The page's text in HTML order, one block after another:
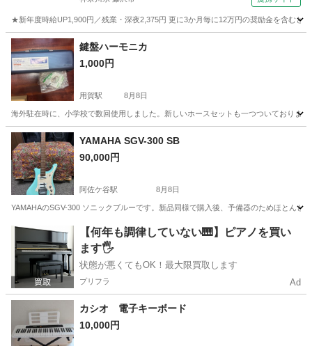
★新年度時給UP1,900円／残業・深夜2,375円 更に3か月毎に12万円の奨励金を含む
神奈川 藤沢市 その他
鍵盤ハーモニカ
1,000円
用賀駅 8月8日
海外駐在時に、小学校で数回使用しました。新しいホースセットも一つついておりま
東京 世田谷区 YAMAHA SGV-300 SB
90,000円
阿佐ケ谷駅 8月8日
YAMAHAのSGV-300 ソニックブルーです。新品同様で購入後、予備器のためほとん
東京 杉並区 阿佐ケ谷駅 弦楽器、ギター
【何年も調律していない🎹】ピアノを買い
ます🖐️
状態が悪くてもOK！最大限買取します
プリフラ Ad
カシオ 電子キーボード
10,000円